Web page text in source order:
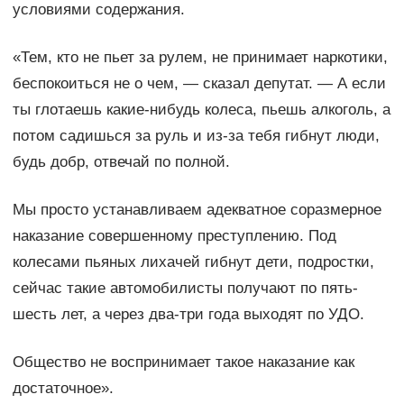
условиями содержания.
«Тем, кто не пьет за рулем, не принимает наркотики,
беспокоиться не о чем, — сказал депутат. — А если
ты глотаешь какие-нибудь колеса, пьешь алкоголь, а
потом садишься за руль и из-за тебя гибнут люди,
будь добр, отвечай по полной.
Мы просто устанавливаем адекватное соразмерное
наказание совершенному преступлению. Под
колесами пьяных лихачей гибнут дети, подростки,
сейчас такие автомобилисты получают по пять-
шесть лет, а через два-три года выходят по УДО.
Общество не воспринимает такое наказание как
достаточное».